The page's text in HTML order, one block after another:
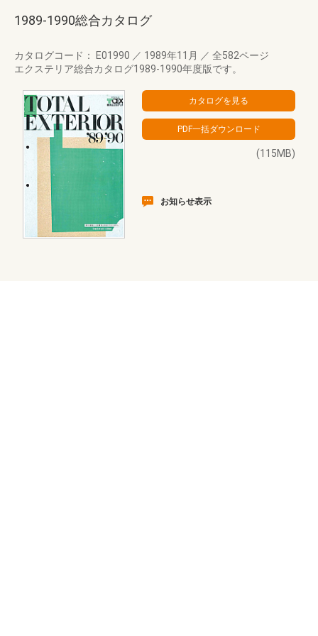
1989-1990総合カタログ
カタログコード： E01990 ／ 1989年11月 ／ 全582ページ
エクステリア総合カタログ1989-1990年度版です。
(115MB)
お知らせ表示